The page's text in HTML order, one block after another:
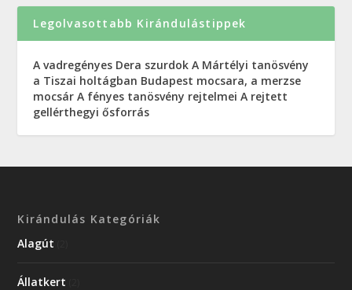
Legolvasottabb Kirándulástippek
A vadregényes Dera szurdok A Mártélyi tanösvény
a Tiszai holtágban Budapest mocsara, a merzse
mocsár A fényes tanösvény rejtelmei A rejtett
gellérthegyi ősforrás
Kirándulás Kategóriák
Alagút
Állatkert